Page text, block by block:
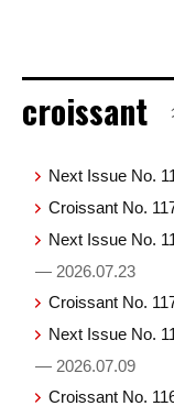
croissant
Next Issue No.
Croissant No.
Next Issue No.
— 2026.07.23
Croissant No.
Next Issue No.
— 2026.07.09
Croissant No.